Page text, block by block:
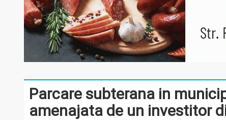
Parcare subterana in
amenajata de un investitor